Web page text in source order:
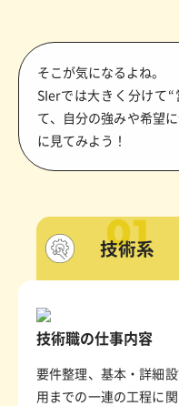
そこが気になるよね。
SIerでは大きく分けて
て、自分の強みや希望
に見てみよう！
技術系
技術職の仕事内容
要件整理、基本・詳細
用までの一連の工程に